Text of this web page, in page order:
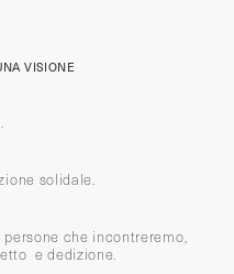
VISIONE
solidale.
che incontreremo,
e dedizione.